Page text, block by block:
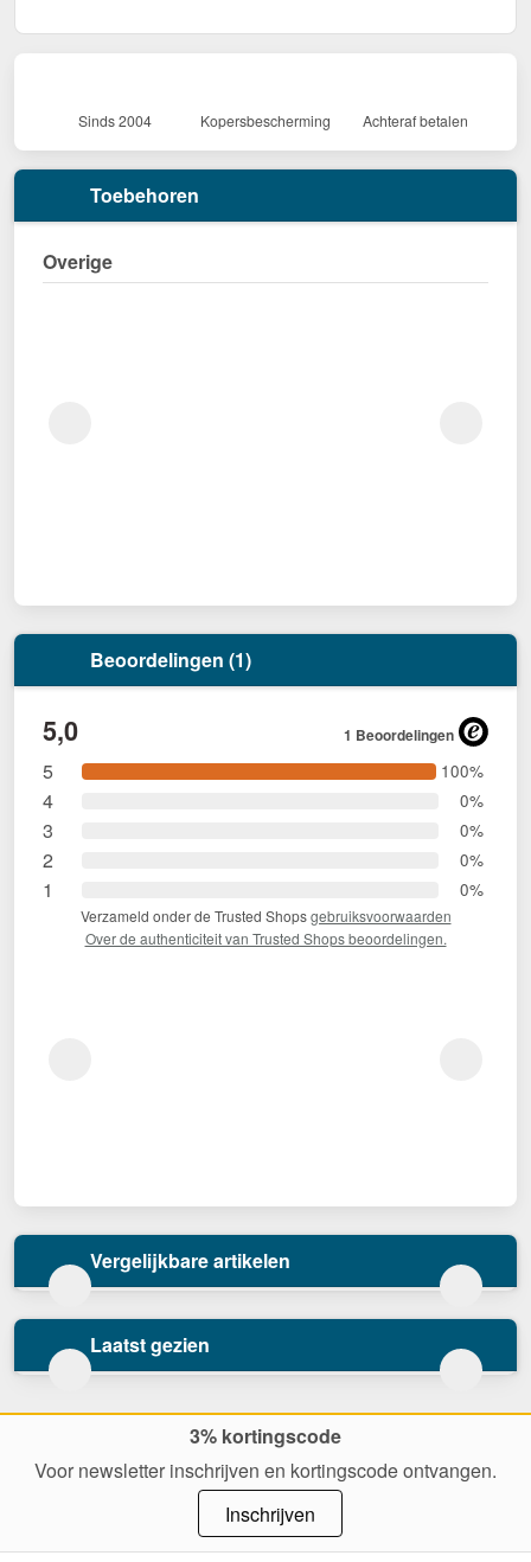
Sinds 2004 Kopersbescherming Achteraf betalen
Toebehoren
Overige
Beoordelingen (1)
5,0 1 Beoordelingen
5 100%
4 0%
3 0%
2 0%
1 0%
Verzameld onder de Trusted Shopsgebruiksvoorwaarden
Over de authenticiteit van Trusted Shops beoordelingen.
Vergelijkbare artikelen
Laatst gezien
3% kortingscode
Voor newsletter inschrijven en kortingscode ontvangen.
Inschrijven